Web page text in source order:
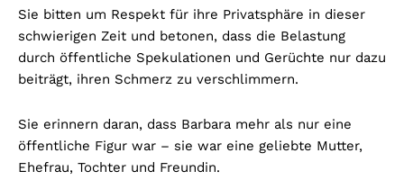
Sie bitten um Respekt für ihre Privatsphäre in dieser
schwierigen Zeit und betonen, dass die Belastung
durch öffentliche Spekulationen und Gerüchte nur dazu
beiträgt, ihren Schmerz zu verschlimmern.
Sie erinnern daran, dass Barbara mehr als nur eine
öffentliche Figur war – sie war eine geliebte Mutter,
Ehefrau, Tochter und Freundin.